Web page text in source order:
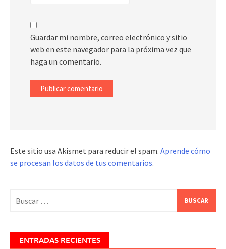
Guardar mi nombre, correo electrónico y sitio
web en este navegador para la próxima vez que
haga un comentario.
Este sitio usa Akismet para reducir el spam. Aprende cómo
se procesan los datos de tus comentarios.
ENTRADAS RECIENTES